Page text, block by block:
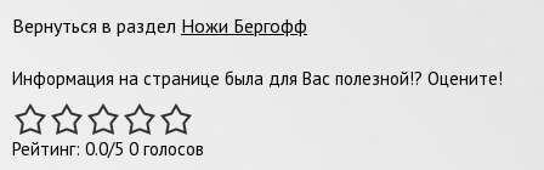
Вернуться в раздел Ножи Бергофф
Информация на странице была для Вас полезной!? Оцените!
Рейтинг: 0.0/5 0 голосов